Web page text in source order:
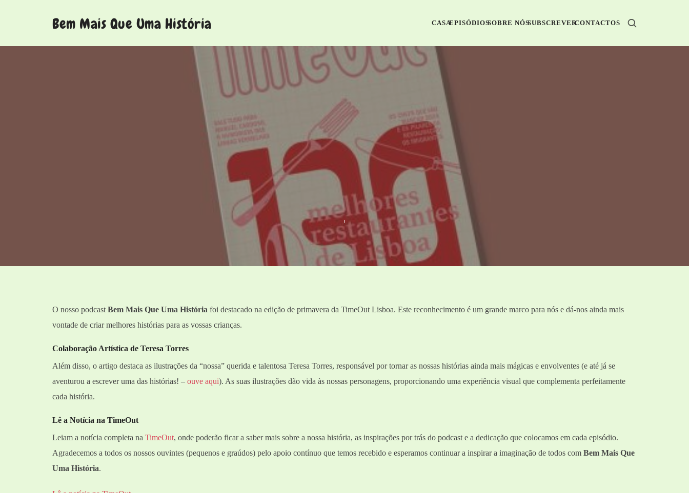
Bem Mais Que Uma História
Bem Mais Que Uma História CASAEPISÓDIOSSOBRE NÓSSUBSCREVERCONTACTOS
AGOSTO 6, 2024 LIKE THIS
O nosso podcast Bem Mais Que Uma História foi destacado na edição de primavera da TimeOut Lisboa. Este reconhecimento é um grande marco para nós e dá-nos ainda mais
vontade de criar melhores histórias para as vossas crianças.
Colaboração Artística de Teresa Torres
Além disso, o artigo destaca as ilustrações da “nossa” querida e talentosa Teresa Torres, responsável por tornar as nossas histórias ainda mais mágicas e envolventes (e até já se
aventurou a escrever uma das histórias! – ouve aqui). As suas ilustrações dão vida às nossas personagens, proporcionando uma experiência visual que complementa perfeitamente
cada história.
Lê a Notícia na TimeOut
Leiam a notícia completa na TimeOut, onde poderão ficar a saber mais sobre a nossa história, as inspirações por trás do podcast e a dedicação que colocamos em cada episódio.
Agradecemos a todos os nossos ouvintes (pequenos e graúdos) pelo apoio contínuo que temos recebido e esperamos continuar a inspirar a imaginação de todos com Bem Mais Que
Uma História.